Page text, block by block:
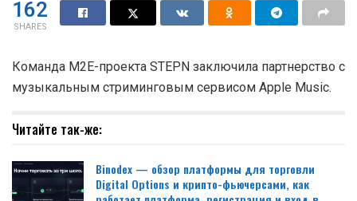
162
SHARES
Команда M2E-проекта STEPN заключила партнерство с
музыкальным стриминговым сервисом Apple Music.
Читайте так-же:
Binodex — обзор платформы для торговли
Digital Options и крипто-фьючерсами, как